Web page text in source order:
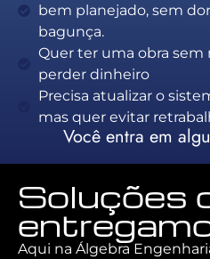
bem planejado, sem
bagunça.
Quer ter uma obra
perder dinheiro
Precisa atualizar o
mas quer evitar
Você entra em
Soluções
Aqui na Álgebra